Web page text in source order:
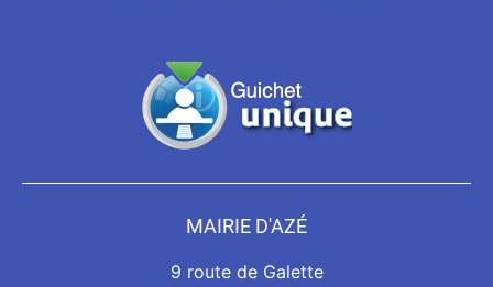
MAIRIE D'AZÉ
9 route de Galette